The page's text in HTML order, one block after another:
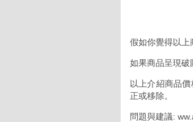
假如你覺得以上
如果商品呈現破
以上介紹商品
正或移除。
問題與建議: